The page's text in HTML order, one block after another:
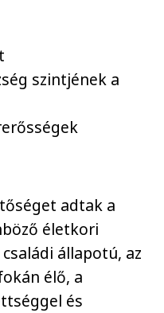
szintjének a
adtak a
életkori
állapotú, az
élő, a
és